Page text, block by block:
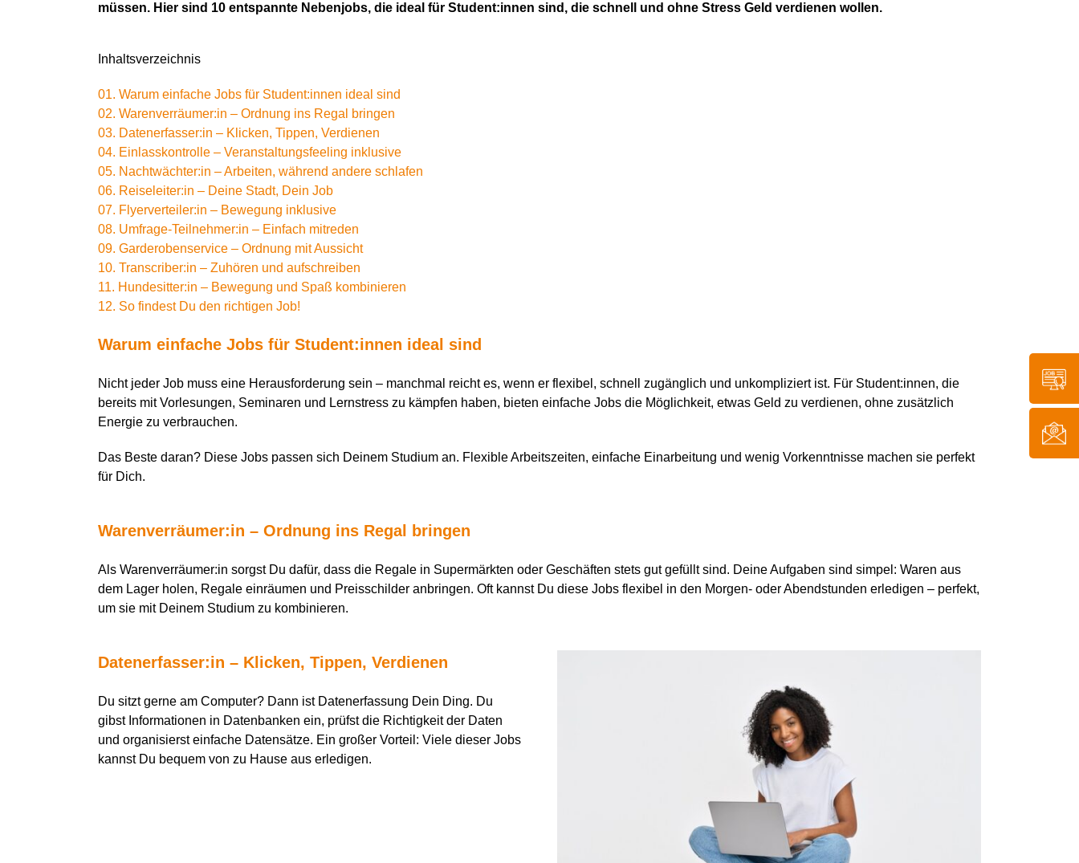
müssen. Hier sind 10 entspannte Nebenjobs, die ideal für Student:innen sind, die schnell und ohne Stress Geld verdienen wollen.
Inhaltsverzeichnis
01. Warum einfache Jobs für Student:innen ideal sind
02. Warenverräumer:in – Ordnung ins Regal bringen
03. Datenerfasser:in – Klicken, Tippen, Verdienen
04. Einlasskontrolle – Veranstaltungsfeeling inklusive
05. Nachtwächter:in – Arbeiten, während andere schlafen
06. Reiseleiter:in – Deine Stadt, Dein Job
07. Flyerverteiler:in – Bewegung inklusive
08. Umfrage-Teilnehmer:in – Einfach mitreden
09. Garderobenservice – Ordnung mit Aussicht
10. Transcriber:in – Zuhören und aufschreiben
11. Hundesitter:in – Bewegung und Spaß kombinieren
12. So findest Du den richtigen Job!
Warum einfache Jobs für Student:innen ideal sind
Nicht jeder Job muss eine Herausforderung sein – manchmal reicht es, wenn er flexibel, schnell zugänglich und unkompliziert ist. Für Student:innen, die
bereits mit Vorlesungen, Seminaren und Lernstress zu kämpfen haben, bieten einfache Jobs die Möglichkeit, etwas Geld zu verdienen, ohne zusätzlich
Energie zu verbrauchen.
Das Beste daran? Diese Jobs passen sich Deinem Studium an. Flexible Arbeitszeiten, einfache Einarbeitung und wenig Vorkenntnisse machen sie perfekt
für Dich.
Warenverräumer:in – Ordnung ins Regal bringen
Als Warenverräumer:in sorgst Du dafür, dass die Regale in Supermärkten oder Geschäften stets gut gefüllt sind. Deine Aufgaben sind simpel: Waren aus
dem Lager holen, Regale einräumen und Preisschilder anbringen. Oft kannst Du diese Jobs flexibel in den Morgen- oder Abendstunden erledigen – perfekt,
um sie mit Deinem Studium zu kombinieren.
Datenerfasser:in – Klicken, Tippen, Verdienen
Du sitzt gerne am Computer? Dann ist Datenerfassung Dein Ding. Du
gibst Informationen in Datenbanken ein, prüfst die Richtigkeit der Daten
und organisierst einfache Datensätze. Ein großer Vorteil: Viele dieser Jobs
kannst Du bequem von zu Hause aus erledigen.